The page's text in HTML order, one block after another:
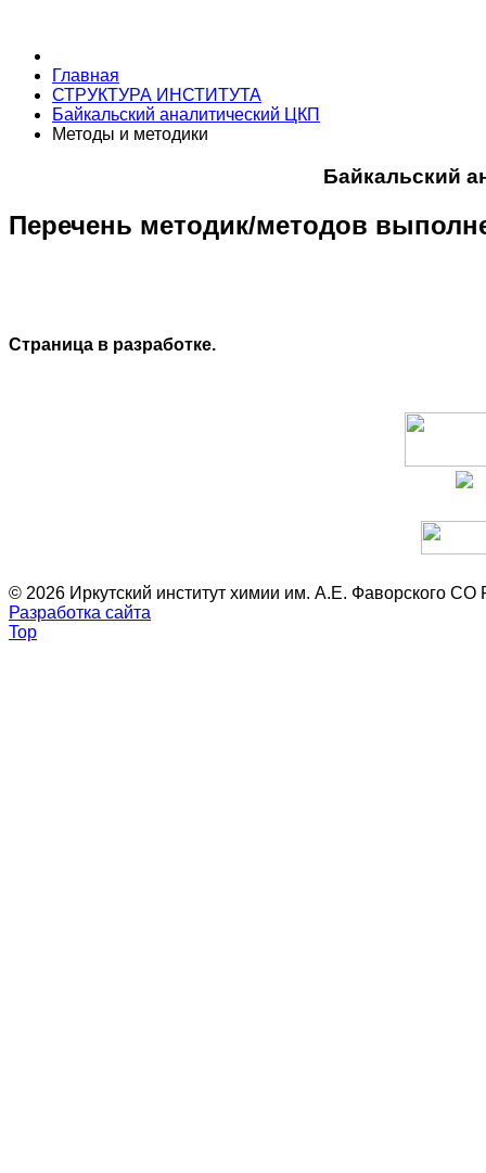
Главная
СТРУКТУРА ИНСТИТУТА
Байкальский аналитический ЦКП
Методы и методики
Байкальский
Перечень методик/методов
Страница в разработке.
© 2026 Иркутский институт химии им. А.Е. Фаворского СО
Разработка сайта
Top